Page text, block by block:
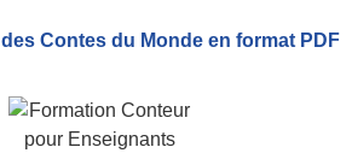
des Contes du Monde en format PDF